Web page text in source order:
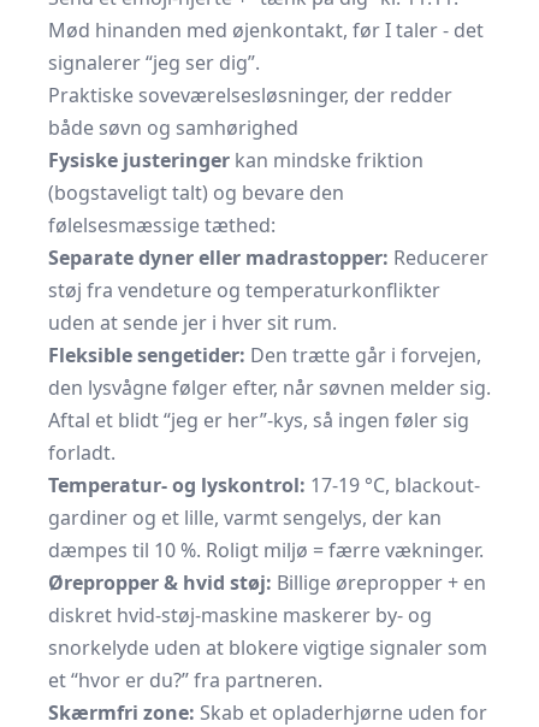
Mød hinanden med øjenkontakt, før I taler - det
signalerer “jeg ser dig”.
Praktiske soveværelsesløsninger, der redder
både søvn og samhørighed
Fysiske justeringer kan mindske friktion
(bogstaveligt talt) og bevare den
følelsesmæssige tæthed:
Separate dyner eller madrastopper: Reducerer
støj fra vendeture og temperaturkonflikter
uden at sende jer i hver sit rum.
Fleksible sengetider: Den trætte går i forvejen,
den lysvågne følger efter, når søvnen melder sig.
Aftal et blidt “jeg er her”-kys, så ingen føler sig
forladt.
Temperatur- og lyskontrol: 17-19 °C, blackout-
gardiner og et lille, varmt sengelys, der kan
dæmpes til 10 %. Roligt miljø = færre vækninger.
Ørepropper & hvid støj: Billige ørepropper + en
diskret hvid-støj-maskine maskerer by- og
snorkelyde uden at blokere vigtige signaler som
et “hvor er du?” fra partneren.
Skærmfri zone: Skab et opladerhjørne uden for